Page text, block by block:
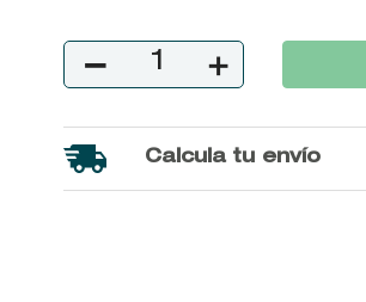
＋
－
Calcula tu envío